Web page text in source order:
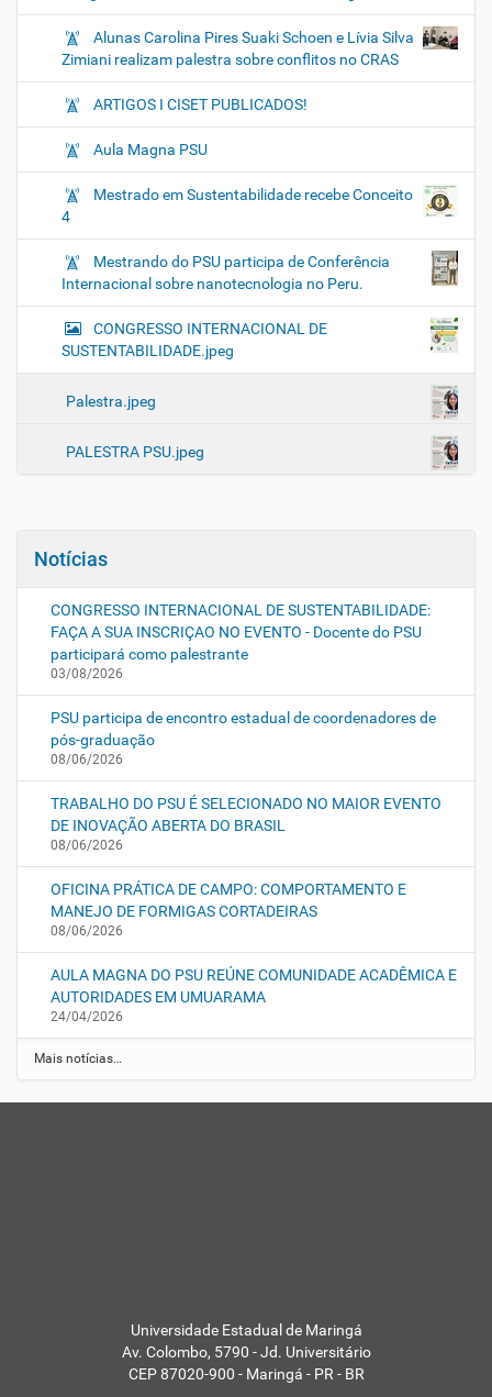
Alunas Carolina Pires Suaki Schoen e Lívia Silva
Zimiani realizam palestra sobre conflitos no CRAS
ARTIGOS I CISET PUBLICADOS!
Aula Magna PSU
Mestrado em Sustentabilidade recebe Conceito
4
Mestrando do PSU participa de Conferência
Internacional sobre nanotecnologia no Peru.
CONGRESSO INTERNACIONAL DE
SUSTENTABILIDADE.jpeg
Palestra.jpeg
PALESTRA PSU.jpeg
Notícias
CONGRESSO INTERNACIONAL DE SUSTENTABILIDADE:
FAÇA A SUA INSCRIÇAO NO EVENTO - Docente do PSU
participará como palestrante
03/08/2026
PSU participa de encontro estadual de coordenadores de
pós-graduação
08/06/2026
TRABALHO DO PSU É SELECIONADO NO MAIOR EVENTO
DE INOVAÇÃO ABERTA DO BRASIL
08/06/2026
OFICINA PRÁTICA DE CAMPO: COMPORTAMENTO E
MANEJO DE FORMIGAS CORTADEIRAS
08/06/2026
AULA MAGNA DO PSU REÚNE COMUNIDADE ACADÊMICA E
AUTORIDADES EM UMUARAMA
24/04/2026
Mais notícias…
Universidade Estadual de Maringá
Av. Colombo, 5790 - Jd. Universitário
CEP 87020-900 - Maringá - PR - BR